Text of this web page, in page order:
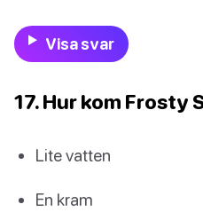
Visa svar
17. Hur kom Frosty
Lite vatten
En kram